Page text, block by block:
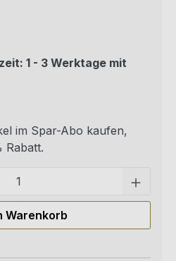
von 5 von 5 Sternen
1 - 3 Werktage mit
im Spar-Abo kaufen,
Rabatt.
Warenkorb